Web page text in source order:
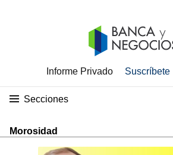
Informe Privado Suscríbete
Secciones
Morosidad